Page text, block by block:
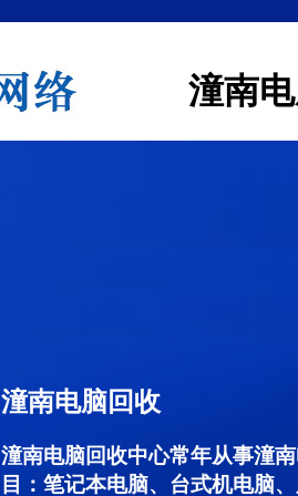
潼南
潼南电脑回收
潼南电脑回收中心常年从事潼
目：笔记本电脑、台式机电脑